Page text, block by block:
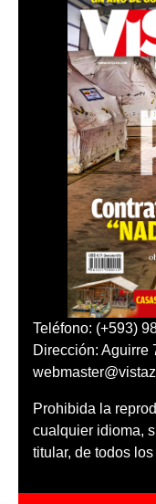
Teléfono: (+593)
Dirección: Aguirre
Prohibida la
cualquier idioma,
titular, de todos